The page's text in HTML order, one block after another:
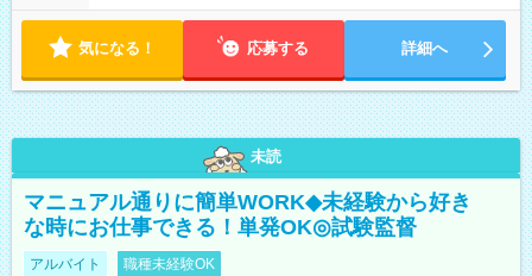
気になる！ 応募する 詳細へ
未読
マニュアル通りに簡単WORK◆未経験から好き
な時にお仕事できる！単発OK◎試験監督
アルバイト 職種未経験OK